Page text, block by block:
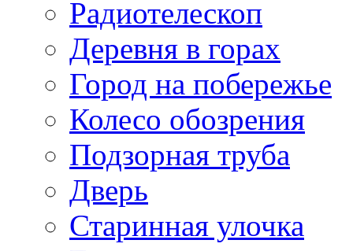
Радиотелескоп
Деревня в горах
Город на побережье
Колесо обозрения
Подзорная труба
Дверь
Старинная улочка